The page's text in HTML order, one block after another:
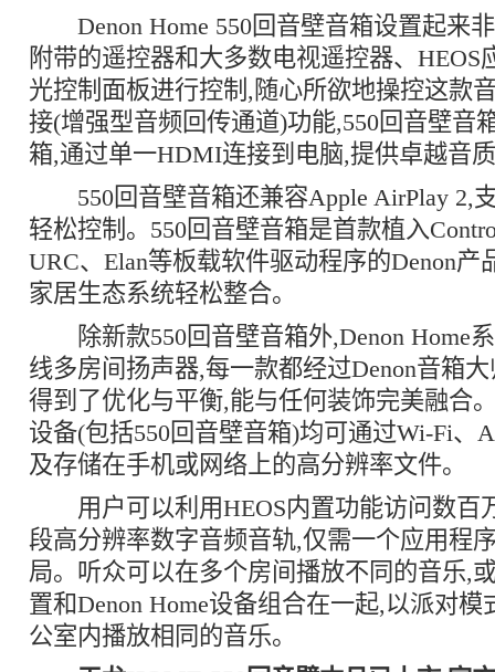
Denon Home 550回音壁音箱设置起来
附带的遥控器和大多数电视遥控器、HEOS
光控制面板进行控制,随心所欲地操控这款
接(增强型音频回传通道)功能,550回音壁音
箱,通过单一HDMI连接到电脑,提供卓越音
550回音壁音箱还兼容Apple AirPlay 2,
轻松控制。550回音壁音箱是首款植入
URC、Elan等板载软件驱动程序的Denon产
家居生态系统轻松整合。
除新款550回音壁音箱外,Denon Home
线多房间扬声器,每一款都经过Denon音箱
得到了优化与平衡,能与任何装饰完美融合
设备(包括550回音壁音箱)均可通过Wi-Fi、
及存储在手机或网络上的高分辨率文件。
用户可以利用HEOS内置功能访问数百
段高分辨率数字音频音轨,仅需一个应用程
局。听众可以在多个房间播放不同的音乐,
置和Denon Home设备组合在一起,以派对
公室内播放相同的音乐。